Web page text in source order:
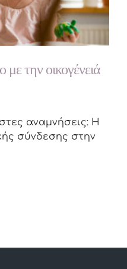
με την οικογένειά
αναμνήσεις: Η
σύνδεσης στην